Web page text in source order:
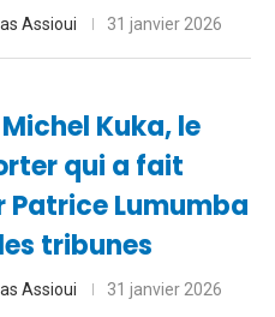
Assioui 31 janvier 2026
Michel Kuka, le
qui a fait
Patrice Lumumba
tribunes
Assioui 31 janvier 2026